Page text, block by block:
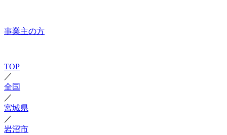
事業主の方
TOP
／
全国
／
宮城県
／
岩沼市